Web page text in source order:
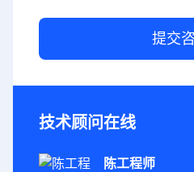
提交
技术顾问在线
陈工程师